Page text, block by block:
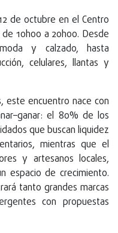
de octubre en el Centro
10h00 a 20h00. Desde
y calzado, hasta
celulares, llantas y
este encuentro nace con
el 80% de los
que buscan liquidez
mientras que el
y artesanos locales,
espacio de crecimiento.
tanto grandes marcas
con propuestas